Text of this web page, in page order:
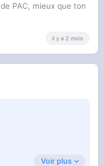
PAC, mieux que ton
il y a 2 mois
Voir plus